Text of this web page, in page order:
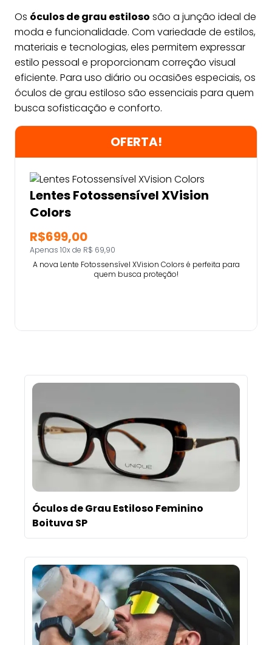
Os óculos de grau estiloso são a junção ideal de
moda e funcionalidade. Com variedade de estilos,
materiais e tecnologias, eles permitem expressar
estilo pessoal e proporcionam correção visual
eficiente. Para uso diário ou ocasiões especiais, os
óculos de grau estiloso são essenciais para quem
busca sofisticação e conforto.
OFERTA!
Lentes Fotossensível XVision
Colors
R$699,00
Apenas 10x de R$ 69,90
A nova Lente Fotossensível XVision Colors é perfeita para
quem busca proteção!
Óculos de Grau Estiloso Feminino
Boituva SP